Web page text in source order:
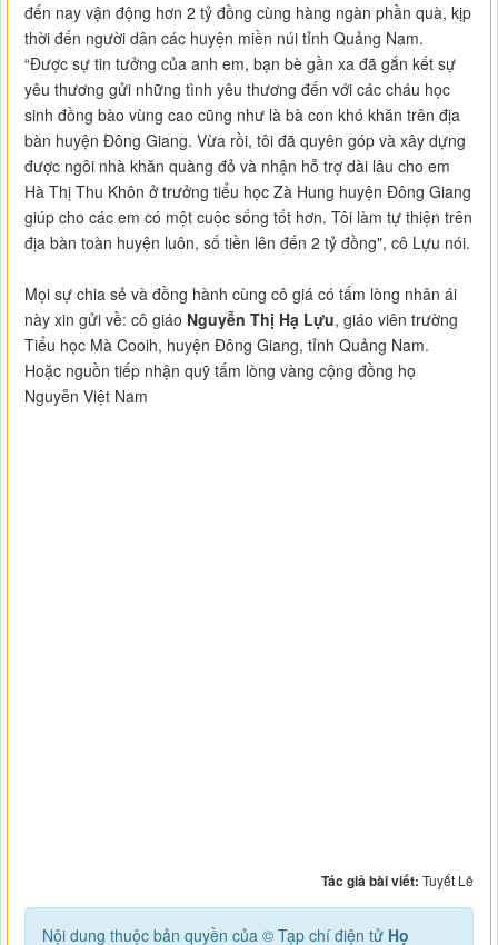
đến nay vận động hơn 2 tỷ đồng cùng hàng ngàn phần quà, kịp
thời đến người dân các huyện miền núi tỉnh Quảng Nam.
“Được sự tin tưởng của anh em, bạn bè gần xa đã gắn kết sự
yêu thương gửi những tình yêu thương đến với các cháu học
sinh đồng bào vùng cao cũng như là bà con khó khăn trên địa
bàn huyện Đông Giang. Vừa rồi, tôi đã quyên góp và xây dựng
được ngôi nhà khăn quàng đỏ và nhận hỗ trợ dài lâu cho em
Hà Thị Thu Khôn ở trưởng tiểu học Zà Hung huyện Đông Giang
giúp cho các em có một cuộc sống tốt hơn. Tôi làm tự thiện trên
địa bàn toàn huyện luôn, số tiền lên đến 2 tỷ đồng", cô Lựu nói.
Mọi sự chia sẻ và đồng hành cùng cô giá có tấm lòng nhân ái
này xin gửi về: cô giáo Nguyễn Thị Hạ Lựu, giáo viên trường
Tiểu học Mà Cooih, huyện Đông Giang, tỉnh Quảng Nam.
Hoặc nguồn tiếp nhận quỹ tấm lòng vàng cộng đồng họ
Nguyễn Việt Nam
Tác giả bài viết: Tuyết Lê
Nội dung thuộc bản quyền của © Tạp chí điện tử Họ